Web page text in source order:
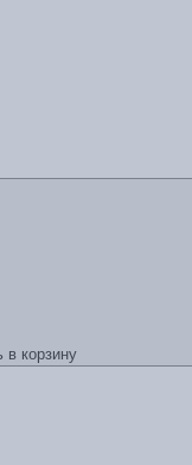
в корзину